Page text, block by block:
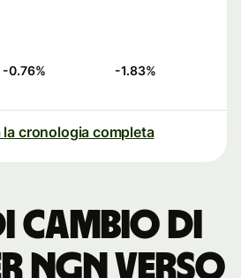
-0.76% -1.83%
cronologia completa
cambio di
NGN verso